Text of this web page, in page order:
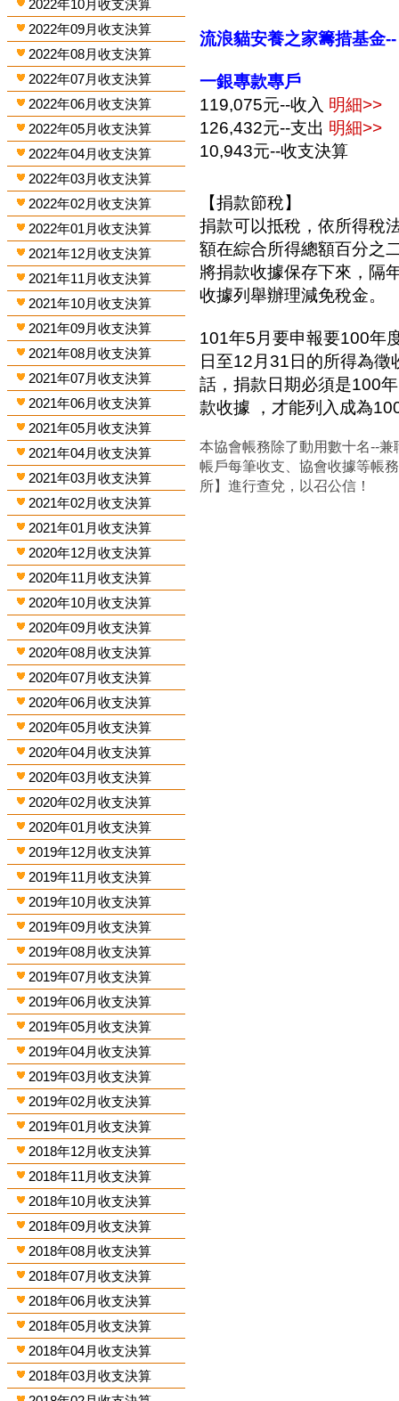
2022年10月收支決算
2022年09月收支決算
2022年08月收支決算
2022年07月收支決算
2022年06月收支決算
2022年05月收支決算
2022年04月收支決算
2022年03月收支決算
2022年02月收支決算
2022年01月收支決算
2021年12月收支決算
2021年11月收支決算
2021年10月收支決算
2021年09月收支決算
2021年08月收支決算
2021年07月收支決算
2021年06月收支決算
2021年05月收支決算
2021年04月收支決算
2021年03月收支決算
2021年02月收支決算
2021年01月收支決算
2020年12月收支決算
2020年11月收支決算
2020年10月收支決算
2020年09月收支決算
2020年08月收支決算
2020年07月收支決算
2020年06月收支決算
2020年05月收支決算
2020年04月收支決算
2020年03月收支決算
2020年02月收支決算
2020年01月收支決算
2019年12月收支決算
2019年11月收支決算
2019年10月收支決算
2019年09月收支決算
2019年08月收支決算
2019年07月收支決算
2019年06月收支決算
2019年05月收支決算
2019年04月收支決算
2019年03月收支決算
2019年02月收支決算
2019年01月收支決算
2018年12月收支決算
2018年11月收支決算
2018年10月收支決算
2018年09月收支決算
2018年08月收支決算
2018年07月收支決算
2018年06月收支決算
2018年05月收支決算
2018年04月收支決算
2018年03月收支決算
流浪貓安養之家籌措基金--
一銀專款專戶
119,075元--收入 明細>>
126,432元--支出 明細>>
10,943元--收支決算
【捐款節稅】
捐款可以抵稅，依所得稅
額在綜合所得總額百分之
將捐款收據保存下來，隔
收據列舉辦理減免稅金。
101年5月要申報要100年
日至12月31日的所得為
話，捐款日期必須是100
款收據 ，才能列入成為
本協會帳務除了動用數十名--
帳戶每筆收支、協會收據等帳
所】進行查兌，以召公信！